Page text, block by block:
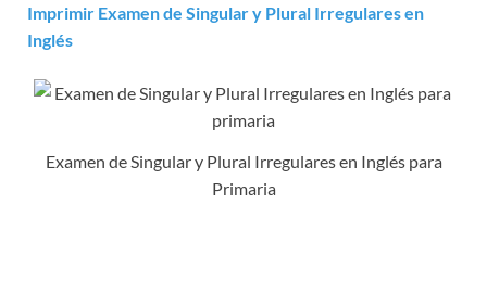
Imprimir Examen de Singular y Plural Irregulares en
Inglés
Examen de Singular y Plural Irregulares en Inglés para
Primaria